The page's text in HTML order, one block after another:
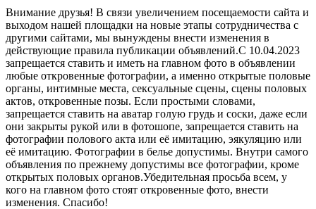
Внимание друзья! В связи увеличением посещаемости сайта и
выходом нашей площадки на новые этапы сотрудничества с
другими сайтами, мы вынуждены внести изменения в
действующие правила публикации объявлений.С 10.04.2023
запрещается ставить и иметь на главном фото в объявлении
любые откровенные фотографии, а именно открытые половые
органы, интимные места, сексуальные сцены, сцены половых
актов, откровенные позы. Если простыми словами,
запрещается ставить на аватар голую грудь и соски, даже если
они закрыты рукой или в фотошопе, запрещается ставить на
фотографии полового акта или её имитацию, эякуляцию или
её имитацию. Фотографии в белье допустимы. Внутри самого
объявления по прежнему допустимы все фотографии, кроме
открытых половых органов.Убедительная просьба всем, у
кого на главном фото стоят откровенные фото, внести
изменения. Спасибо!